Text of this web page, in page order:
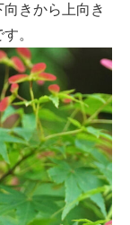
きから上向き
。